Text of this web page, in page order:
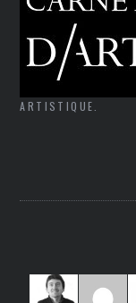
ARTISTIQUE.